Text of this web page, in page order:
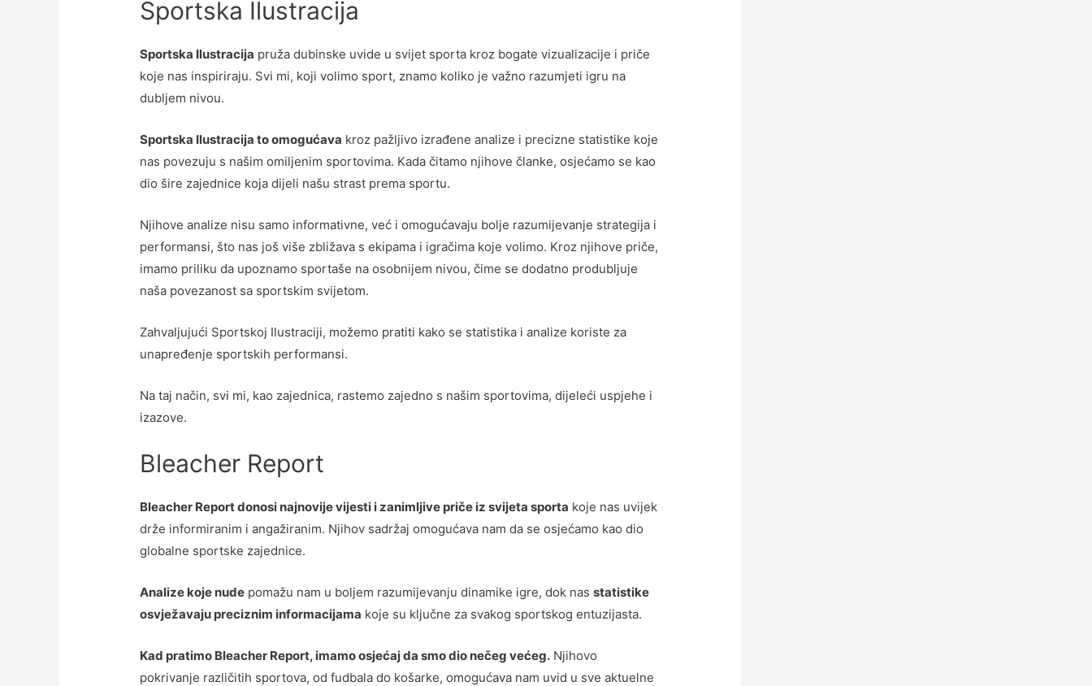
Sportska Ilustracija
Sportska Ilustracija pruža dubinske uvide u svijet sporta kroz bogate vizualizacije i priče
koje nas inspiriraju. Svi mi, koji volimo sport, znamo koliko je važno razumjeti igru na
dubljem nivou.
Sportska Ilustracija to omogućava kroz pažljivo izrađene analize i precizne statistike koje
nas povezuju s našim omiljenim sportovima. Kada čitamo njihove članke, osjećamo se kao
dio šire zajednice koja dijeli našu strast prema sportu.
Njihove analize nisu samo informativne, već i omogućavaju bolje razumijevanje strategija i
performansi, što nas još više zbližava s ekipama i igračima koje volimo. Kroz njihove priče,
imamo priliku da upoznamo sportaše na osobnijem nivou, čime se dodatno produbljuje
naša povezanost sa sportskim svijetom.
Zahvaljujući Sportskoj Ilustraciji, možemo pratiti kako se statistika i analize koriste za
unapređenje sportskih performansi.
Na taj način, svi mi, kao zajednica, rastemo zajedno s našim sportovima, dijeleći uspjehe i
izazove.
Bleacher Report
Bleacher Report donosi najnovije vijesti i zanimljive priče iz svijeta sporta koje nas uvijek
drže informiranim i angažiranim. Njihov sadržaj omogućava nam da se osjećamo kao dio
globalne sportske zajednice.
Analize koje nude pomažu nam u boljem razumijevanju dinamike igre, dok nasstatistike
osvježavaju preciznim informacijama koje su ključne za svakog sportskog entuzijasta.
Kad pratimo Bleacher Report, imamo osjećaj da smo dio nečeg većeg. Njihovo
pokrivanje različitih sportova, od fudbala do košarke, omogućava nam uvid u sve aktuelne